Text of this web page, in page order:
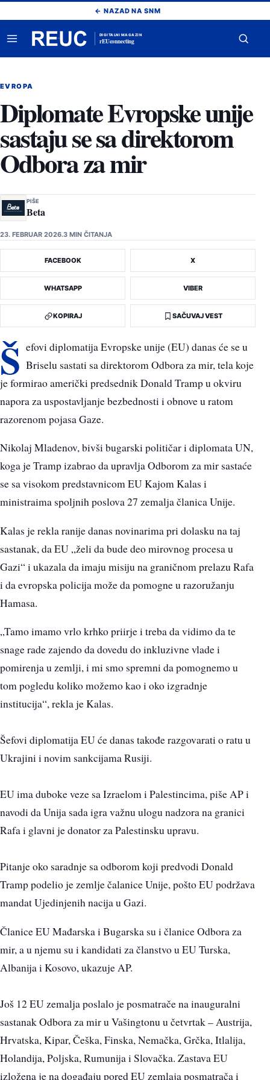
na
sadržaj
← NAZAD NA SNM
Otvori
meni
DIGITALNI MAGAZIN
rEUconnecting
EVROPA
Diplomate Evropske unije
sastaju se sa direktorom
Odbora za mir
PIŠE
Beta
23. FEBRUAR 2026.3 MIN ČITANJA
FACEBOOK X
WHATSAPP VIBER
KOPIRAJ SAČUVAJ VEST
Š efovi diplomatija Evropske unije (EU) danas će se u
Briselu sastati sa direktorom Odbora za mir, tela koje
je formirao američki predsednik Donald Tramp u okviru
napora za uspostavljanje bezbednosti i obnove u ratom
razorenom pojasa Gaze.
Nikolaj Mladenov, bivši bugarski političar i diplomata UN,
koga je Tramp izabrao da upravlja Odborom za mir sastaće
se sa visokom predstavnicom EU Kajom Kalas i
ministraima spoljnih poslova 27 zemalja članica Unije.
Kalas je rekla ranije danas novinarima pri dolasku na taj
sastanak, da EU „želi da bude deo mirovnog procesa u
Gazi“ i ukazala da imaju misiju na graničnom prelazu Rafa
i da evropska policija može da pomogne u razoružanju
Hamasa.
„Tamo imamo vrlo krhko priirje i treba da vidimo da te
snage rade zajendo da dovedu do inkluzivne vlade i
pomirenja u zemlji, i mi smo spremni da pomognemo u
tom pogledu koliko možemo kao i oko izgradnje
institucija“, rekla je Kalas.
Šefovi diplomatija EU će danas takođe razgovarati o ratu u
Ukrajini i novim sankcijama Rusiji.
EU ima duboke veze sa Izraelom i Palestincima, piše AP i
navodi da Unija sada igra važnu ulogu nadzora na granici
Rafa i glavni je donator za Palestinsku upravu.
Pitanje oko saradnje sa odborom koji predvodi Donald
Tramp podelio je zemlje čalanice Unije, pošto EU podržava
mandat Ujedinjenih nacija u Gazi.
Članice EU Mađarska i Bugarska su i članice Odbora za
mir, a u njemu su i kandidati za članstvo u EU Turska,
Albanija i Kosovo, ukazuje AP.
Još 12 EU zemalja poslalo je posmatrače na inauguralni
sastanak Odbora za mir u Vašingtonu u četvrtak – Austrija,
Hrvatska, Kipar, Češka, Finska, Nemačka, Grčka, Itlalija,
Holandija, Poljska, Rumunija i Slovačka. Zastava EU
izložena je na događaju pored EU zemlaja posmatrača i